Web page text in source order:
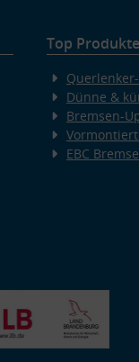
Top Produkte
Dünne &
Bremsen-
EBC